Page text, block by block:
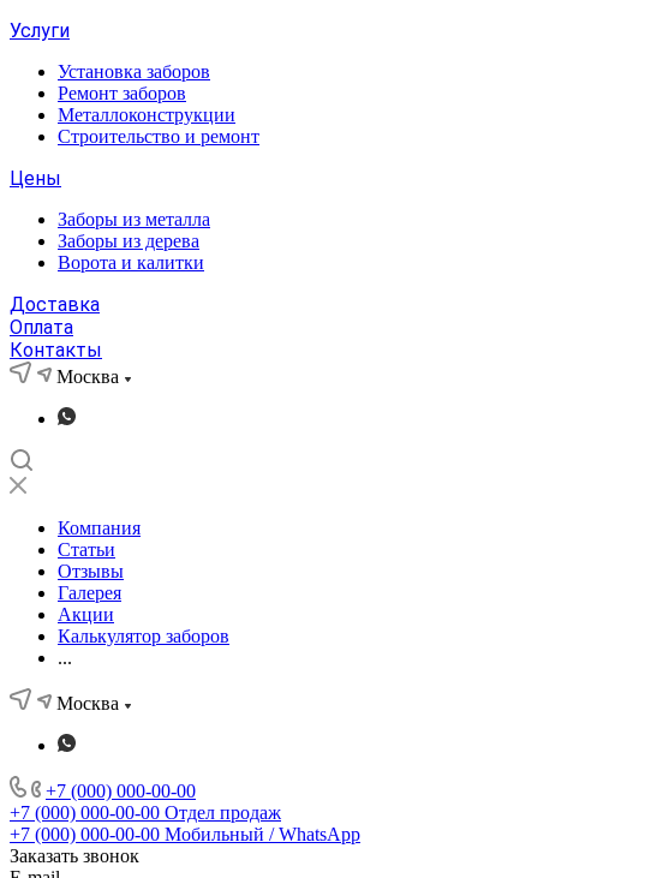
Услуги
Установка заборов
Ремонт заборов
Металлоконструкции
Строительство и ремонт
Цены
Заборы из металла
Заборы из дерева
Ворота и калитки
Доставка
Оплата
Контакты
Москва
Компания
Статьи
Отзывы
Галерея
Акции
Калькулятор заборов
...
Москва
+7 (000) 000-00-00
+7 (000) 000-00-00 Отдел продаж
+7 (000) 000-00-00 Мобильный / WhatsApp
Заказать звонок